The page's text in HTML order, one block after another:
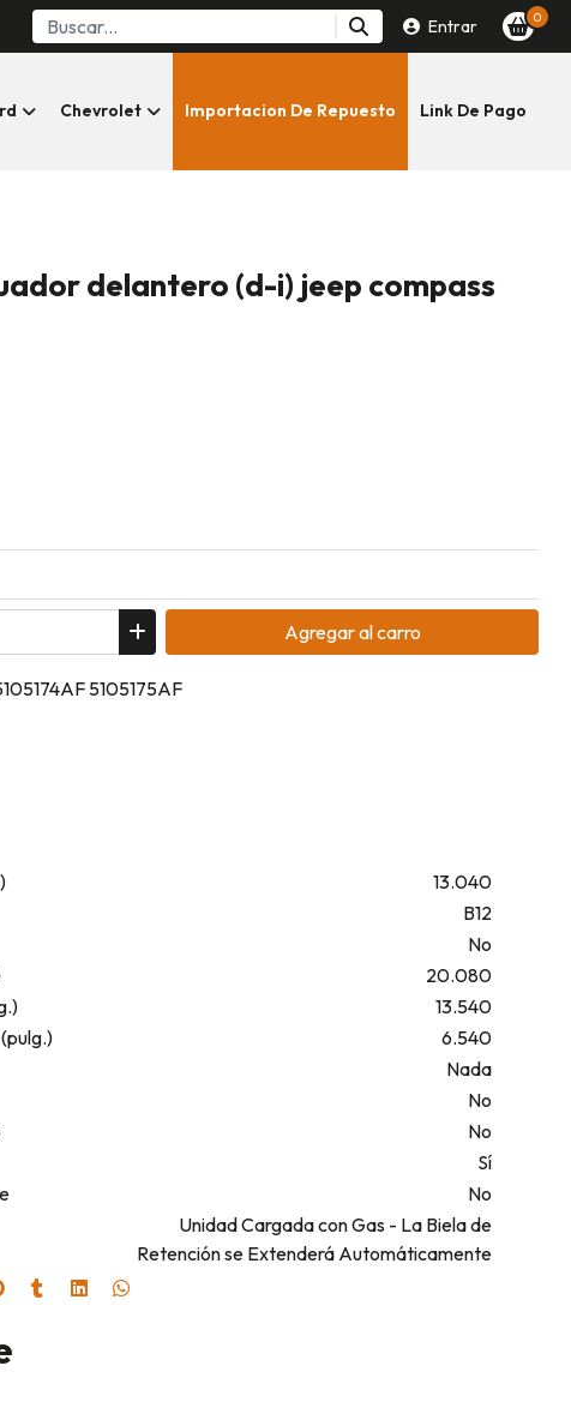
Entrar 0
Chevrolet Importacion De Repuesto Link De Pago
delantero (d-i) jeep compass
Agregaral carro
5105175AF
13.040
B12
No
20.080
13.540
6.540
Nada
No
No
Sí
No
Unidad Cargada con Gas - La Biela de
Retención se Extenderá Automáticamente